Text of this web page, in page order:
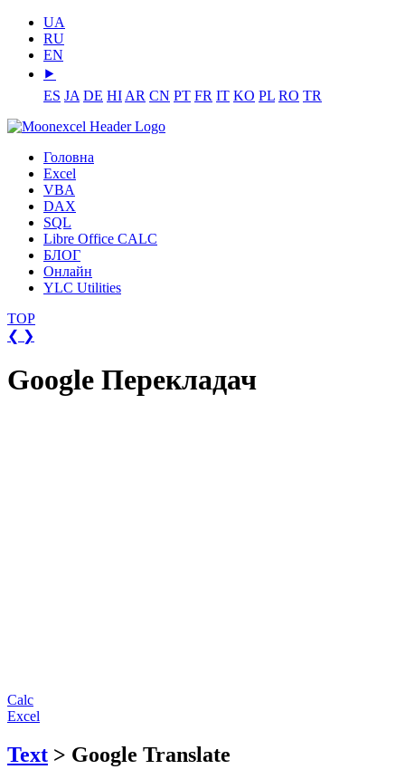
UA
RU
EN
⯈
ES JA DE HI AR CN PT FR IT KO PL RO TR
Головна
Excel
VBA
DAX
SQL
Libre Office CALC
БЛОГ
Онлайн
YLC Utilities
TOP
❮ ❯
Google Перекладач
Calc
Excel
Text > Google Translate